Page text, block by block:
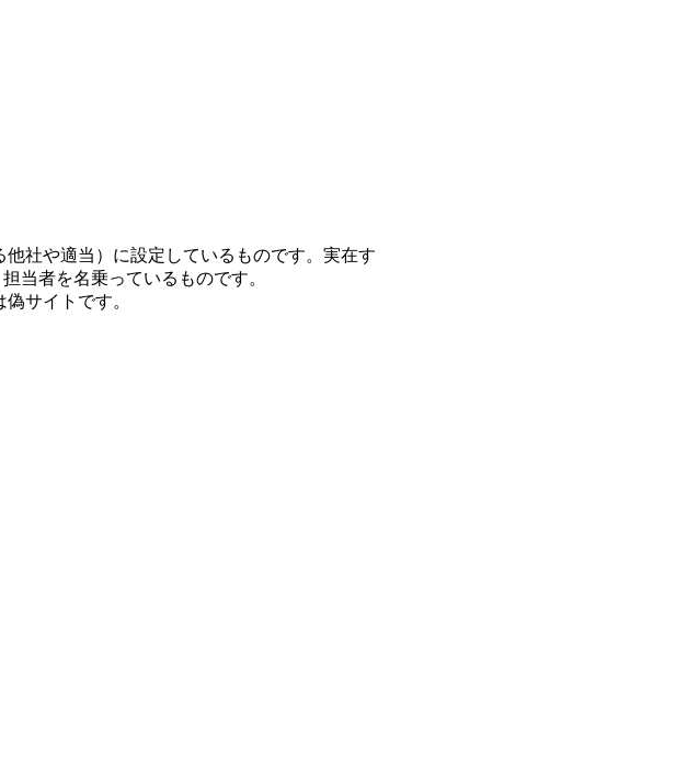
社や適当）に設定しているものです。実在す
当者を名乗っているものです。
サイトです。